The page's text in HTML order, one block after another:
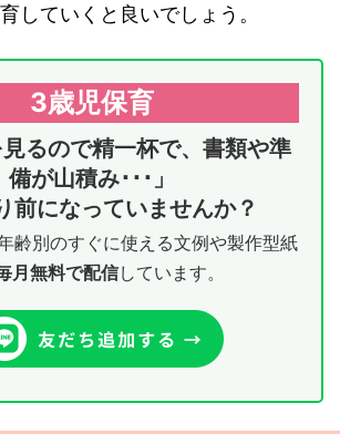
していくと良いでしょう。
3歳児保育
見るので精一杯で、書類や準
備が山積み･･･」
前になっていませんか？
齢別のすぐに使える文例や製作型紙
月無料で配信しています。